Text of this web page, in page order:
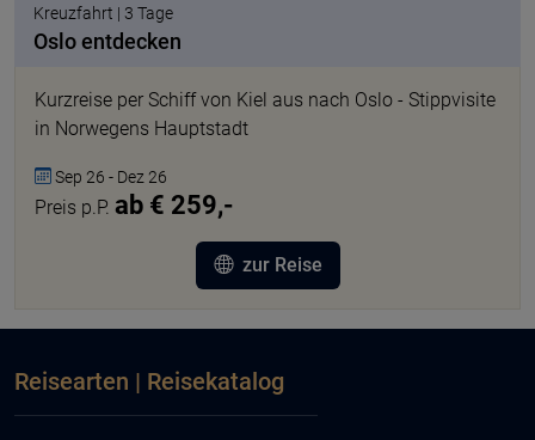
Kreuzfahrt | 3 Tage
Oslo entdecken
Kurzreise per Schiff von Kiel aus nach Oslo - Stippvisite
in Norwegens Hauptstadt
Sep 26 - Dez 26
Preis p.P. ab € 259,-
zur Reise
Reisearten | Reisekatalog